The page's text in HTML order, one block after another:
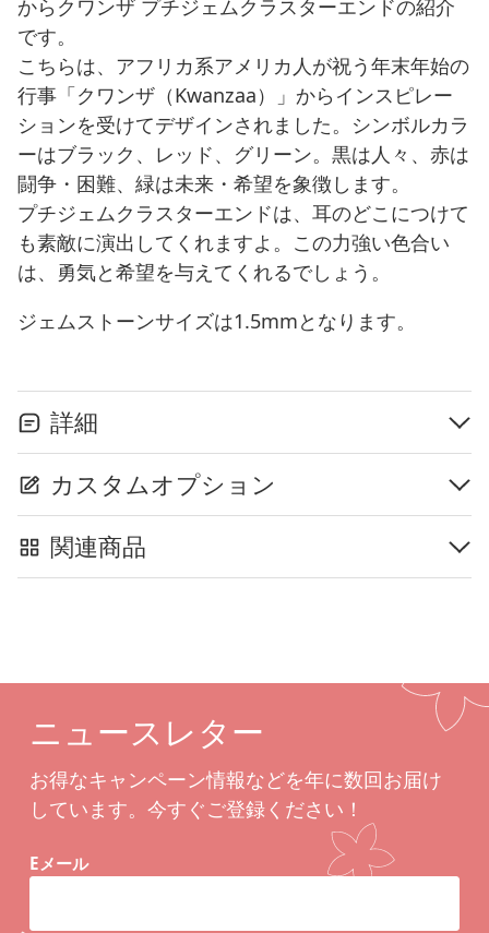
からクワンザ プチジェムクラスターエンドの紹介
です。
こちらは、アフリカ系アメリカ人が祝う年末年始の
行事「クワンザ（Kwanzaa）」からインスピレー
ションを受けてデザインされました。シンボルカラ
ーはブラック、レッド、グリーン。黒は人々、赤は
闘争・困難、緑は未来・希望を象徴します。
プチジェムクラスターエンドは、耳のどこにつけて
も素敵に演出してくれますよ。この力強い色合い
は、勇気と希望を与えてくれるでしょう。
ジェムストーンサイズは1.5mmとなります。
詳細
カスタムオプション
関連商品
ニュースレター
お得なキャンペーン情報などを年に数回お届け
しています。今すぐご登録ください！
Eメール